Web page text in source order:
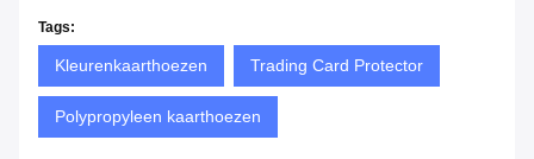
Tags:
Kleurenkaarthoezen Trading Card Protector
Polypropyleen kaarthoezen